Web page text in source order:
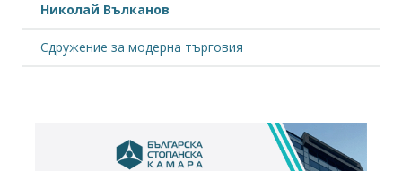
Николай Вълканов
Сдружение за модерна търговия